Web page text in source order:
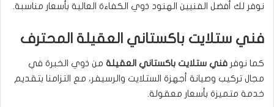
نوفر لك أفضل الفنيين الهنود ذوي الكفاءة العالية بأسعار مناسبة.
فني ستلايت باكستاني العقيلة المحترف
كما نوفر فني ستلايت باكستاني العقيلة من ذوي الخبرة في
مجال تركيب وصيانة أجهزة الستلايت والرسيفر، مع التزامنا بتقديم
خدمة متميزة بأسعار معقولة.